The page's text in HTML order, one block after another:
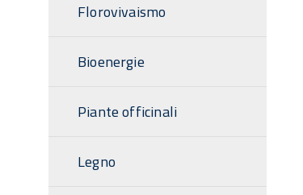
Florovivaismo
Bioenergie
Piante officinali
Legno